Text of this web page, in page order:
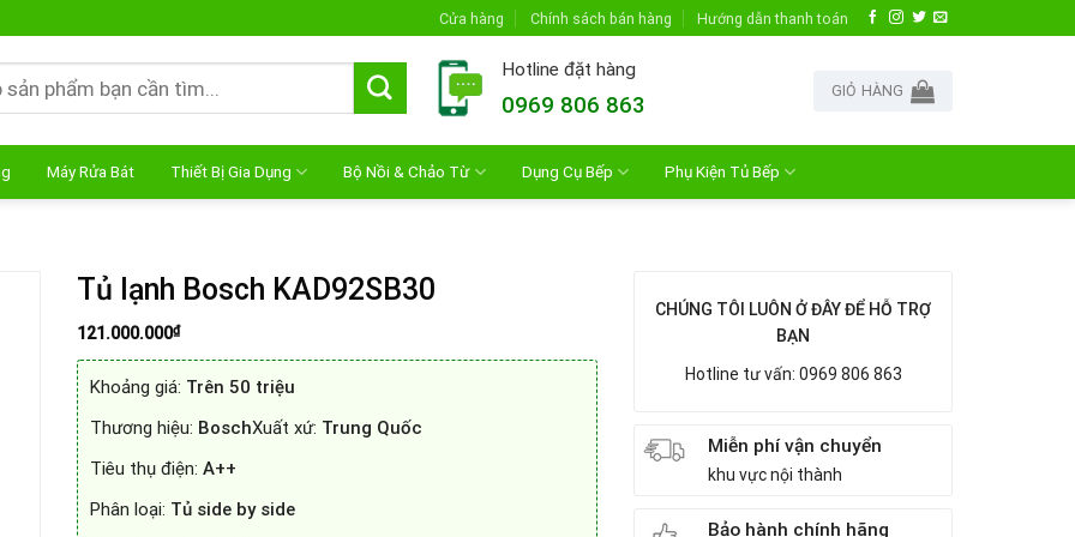
Cửa hàng Chính sách bán hàng Hướng dẫn thanh toán
Hotline đặt hàng
0969 806 863
GIỎ HÀNG
Máy Rửa Bát Thiết Bị Gia Dụng Bộ Nồi & Chảo Từ Dụng Cụ Bếp Phụ Kiện Tủ Bếp
Tủ lạnh Bosch KAD92SB30
121.000.000₫
Khoảng giá: Trên 50 triệu
Thương hiệu: BoschXuất xứ: Trung Quốc
Tiêu thụ điện: A++
Phân loại: Tủ side by side
CHÚNG TÔI LUÔN Ở ĐÂY ĐỂ HỖ TRỢ
BẠN
Hotline tư vấn: 0969 806 863
Miễn phí vận chuyển
khu vực nội thành
Bảo hành chính hãng